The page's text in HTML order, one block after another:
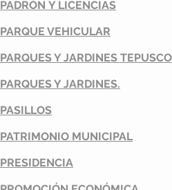
PADRÓN Y LICENCIAS
PARQUE VEHICULAR
PARQUES Y JARDINES
PARQUES Y JARDINES.
PASILLOS
PATRIMONIO MUNICIPAL
PRESIDENCIA